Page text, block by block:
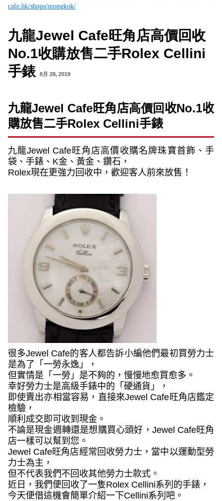
cafe.hk/shops/mongkok/
九龍Jewel Cafe旺角店高價回收
No.1收購放售二手Rolex Cellini
手錶
8月 28, 2019
九龍Jewel Cafe旺角店高價回收No.1收
購放售二手Rolex Cellini手錶
九龍Jewel Cafe旺角店高價收購名牌珠寶首飾、手
袋、手錶、 K金、黃金、鑽石，
Rolex現在更強力回收中，歡迎客人前來放售！
很多Jewel Cafe的客人都告訴小編他們最初買勞力士
是為了「一勞永逸」，
但實情是「一勞」是不夠的，慢慢地愈買愈多。
幸好勞力士是高級手錶中的「硬通貨」，
即使賣出亦相當容易，直接來Jewel Cafe旺角店鑑定
檢驗，
順利成交即可收到現金。
不論是現金週轉還是想購買心頭好， Jewel Cafe旺角
店一樣可以幫到您。
Jewel Cafe旺角店經常回收勞力士，當中以運動型勞
力士為主，
但不代表我們不回收其他勞力士款式。
近日，我們便回收了一隻Rolex Cellini系列的手錶，
今天便借這機會簡單介紹一下Cellini系列吧。